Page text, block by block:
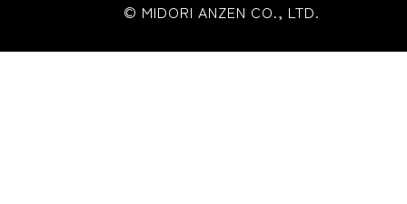
© MIDORI ANZEN CO., LTD.